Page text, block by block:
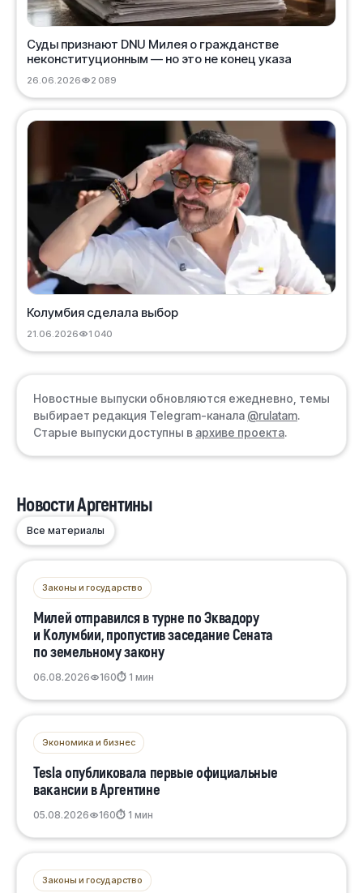
Суды признают DNU Милея о гражданстве
неконституционным — но это не конец указа
26.06.2026 2 089
Колумбия сделала выбор
21.06.2026 1 040
Новостные выпуски обновляются ежедневно, темы
выбирает редакция Telegram-канала @rulatam.
Старые выпуски доступны в архиве проекта.
Новости Аргентины
Все материалы
Законы и государство
Милей отправился в турне по Эквадору
и Колумбии, пропустив заседание Сената
по земельному закону
06.08.2026 160⏱ 1 мин
Экономика и бизнес
Tesla опубликовала первые официальные
вакансии в Аргентине
05.08.2026 160⏱ 1 мин
Законы и государство